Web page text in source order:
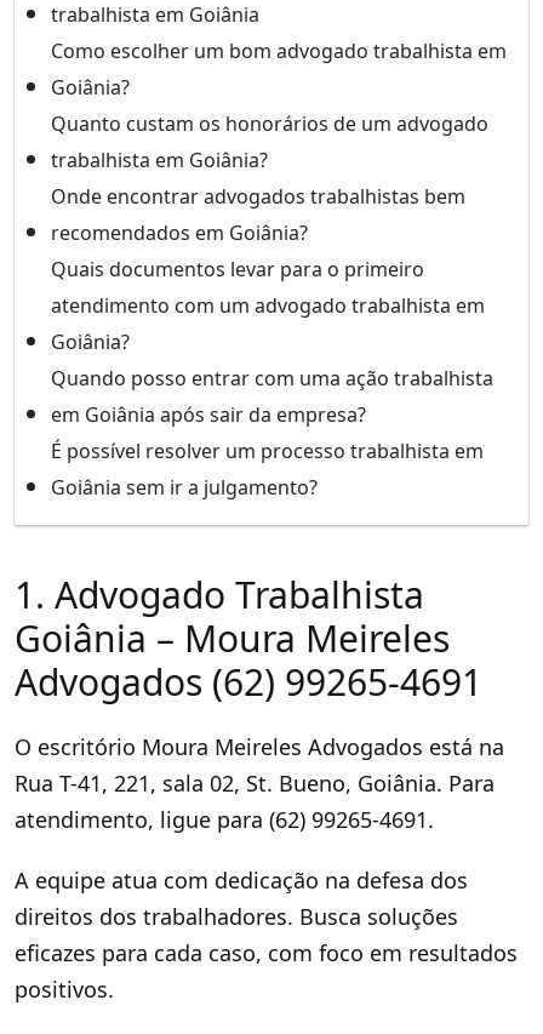
trabalhista em Goiânia
Como escolher um bom advogado trabalhista em
Goiânia?
Quanto custam os honorários de um advogado
trabalhista em Goiânia?
Onde encontrar advogados trabalhistas bem
recomendados em Goiânia?
Quais documentos levar para o primeiro
atendimento com um advogado trabalhista em
Goiânia?
Quando posso entrar com uma ação trabalhista
em Goiânia após sair da empresa?
É possível resolver um processo trabalhista em
Goiânia sem ir a julgamento?
1. Advogado Trabalhista
Goiânia – Moura Meireles
Advogados (62) 99265-4691
O escritório Moura Meireles Advogados está na
Rua T-41, 221, sala 02, St. Bueno, Goiânia. Para
atendimento, ligue para (62) 99265-4691.
A equipe atua com dedicação na defesa dos
direitos dos trabalhadores. Busca soluções
eficazes para cada caso, com foco em resultados
positivos.